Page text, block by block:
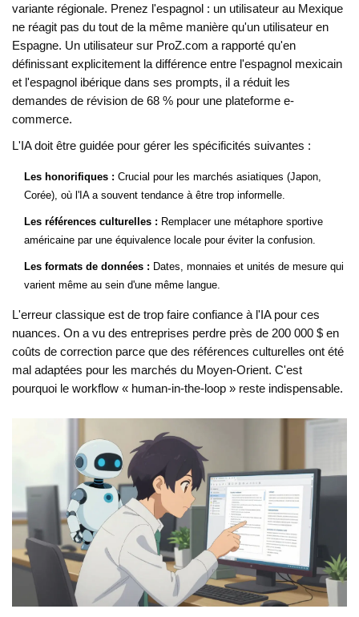
variante régionale. Prenez l'espagnol : un utilisateur au Mexique
ne réagit pas du tout de la même manière qu'un utilisateur en
Espagne. Un utilisateur sur ProZ.com a rapporté qu'en
définissant explicitement la différence entre l'espagnol mexicain
et l'espagnol ibérique dans ses prompts, il a réduit les
demandes de révision de 68 % pour une plateforme e-
commerce.
L'IA doit être guidée pour gérer les spécificités suivantes :
Les honorifiques : Crucial pour les marchés asiatiques (Japon,
Corée), où l'IA a souvent tendance à être trop informelle.
Les références culturelles : Remplacer une métaphore sportive
américaine par une équivalence locale pour éviter la confusion.
Les formats de données : Dates, monnaies et unités de mesure qui
varient même au sein d'une même langue.
L'erreur classique est de trop faire confiance à l'IA pour ces
nuances. On a vu des entreprises perdre près de 200 000 $ en
coûts de correction parce que des références culturelles ont été
mal adaptées pour les marchés du Moyen-Orient. C'est
pourquoi le workflow « human-in-the-loop » reste indispensable.